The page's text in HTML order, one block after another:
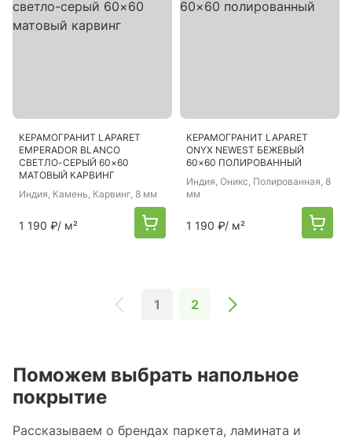
КЕРАМОГРАНИТ LAPARET
EMPERADOR BLANCO
СВЕТЛО-СЕРЫЙ 60×60
МАТОВЫЙ КАРВИНГ
Индия, Камень, Карвинг, 8 мм
1 190 ₽/ м²
КЕРАМОГРАНИТ LAPARET
ONYX NEWEST БЕЖЕВЫЙ
60×60 ПОЛИРОВАННЫЙ
Индия, Оникс, Полированная, 8
мм
1 190 ₽/ м²
1 2
Поможем выбрать напольное
покрытие
Рассказываем о брендах паркета, ламината и